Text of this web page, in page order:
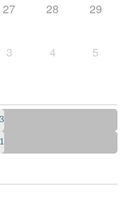
27 28 29
3 4 5
3
1